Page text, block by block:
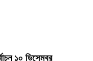
১০ ডিসেম্বর